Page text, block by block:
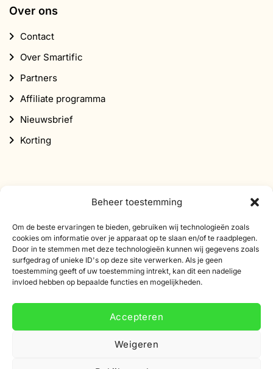
Beheer toestemming
Om de beste ervaringen te bieden, gebruiken wij technologieën zoals
cookies om informatie over je apparaat op te slaan en/of te raadplegen.
Door in te stemmen met deze technologieën kunnen wij gegevens zoals
surfgedrag of unieke ID's op deze site verwerken. Als je geen
toestemming geeft of uw toestemming intrekt, kan dit een nadelige
invloed hebben op bepaalde functies en mogelijkheden.
Accepteren
Weigeren
Over ons
Contact
Over Smartific
Partners
Affiliate programma
Nieuwsbrief
Korting
Abonneer je op onze nieuwsbrief
Schrijf je in voor onze nieuwsbrief en ontvang 10%
korting op je eerste bestelling.
mailadres